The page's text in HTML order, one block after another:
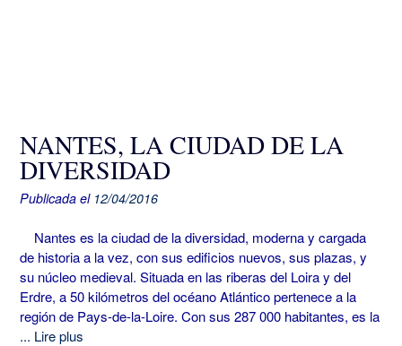
NANTES, LA CIUDAD DE LA
DIVERSIDAD
Publicada el 12/04/2016
Nantes es la ciudad de la diversidad, moderna y cargada
de historia a la vez, con sus edificios nuevos, sus plazas, y
su núcleo medieval. Situada en las riberas del Loira y del
Erdre, a 50 kilómetros del océano Atlántico pertenece a la
región de Pays-de-la-Loire. Con sus 287 000 habitantes, es la
... Lire plus